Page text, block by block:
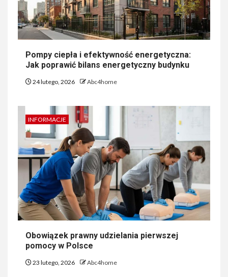
Pompy ciepła i efektywność energetyczna:
Jak poprawić bilans energetyczny budynku
24 lutego, 2026 Abc4home
INFORMACJE
Obowiązek prawny udzielania pierwszej
pomocy w Polsce
23 lutego, 2026 Abc4home